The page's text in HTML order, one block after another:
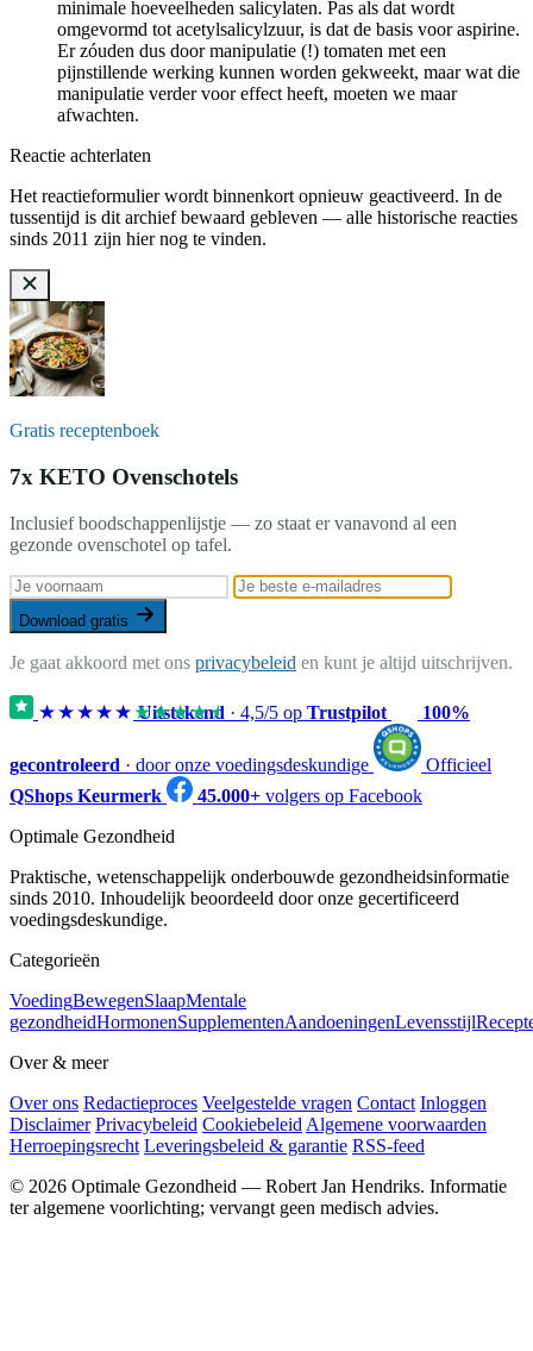
minimale hoeveelheden salicylaten. Pas als dat wordt
omgevormd tot acetylsalicylzuur, is dat de basis voor aspirine.
Er zóuden dus door manipulatie (!) tomaten met een
pijnstillende werking kunnen worden gekweekt, maar wat die
manipulatie verder voor effect heeft, moeten we maar
afwachten.
Reactie achterlaten
Het reactieformulier wordt binnenkort opnieuw geactiveerd. In de
tussentijd is dit archief bewaard gebleven — alle historische reacties
sinds 2011 zijn hier nog te vinden.
Gratis receptenboek
7x KETO Ovenschotels
Inclusief boodschappenlijstje — zo staat er vanavond al een
gezonde ovenschotel op tafel.
Download gratis
Je gaat akkoord met ons privacybeleid en kunt je altijd uitschrijven.
★★★★★★★★★★
Uitstekend · 4,5/5 op Trustpilot 100%
gecontroleerd · door onze voedingsdeskundige
Officieel
QShops Keurmerk
45.000+ volgers op Facebook
Optimale Gezondheid
Praktische, wetenschappelijk onderbouwde gezondheidsinformatie
sinds 2010. Inhoudelijk beoordeeld door onze gecertificeerd
voedingsdeskundige.
Categorieën
VoedingBewegenSlaapMentale
gezondheidHormonenSupplementenAandoeningenLevensstijl
Over & meer
Over ons Redactieproces Veelgestelde vragen Contact Inloggen
Disclaimer Privacybeleid Cookiebeleid Algemene voorwaarden
Herroepingsrecht Leveringsbeleid & garantie RSS-feed
© 2026 Optimale Gezondheid — Robert Jan Hendriks. Informatie
ter algemene voorlichting; vervangt geen medisch advies.